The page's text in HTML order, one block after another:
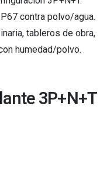
contra polvo/agua.
tableros de obra,
humedad/polvo.
3P+N+T